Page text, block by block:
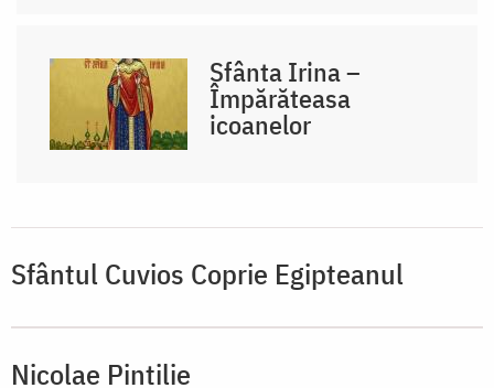
Sfânta Irina –
Împărăteasa
icoanelor
Sfântul Cuvios Coprie Egipteanul
Nicolae Pintilie